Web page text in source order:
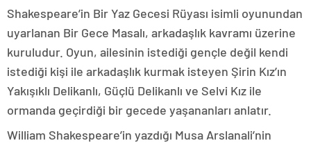
Shakespeare’in Bir Yaz Gecesi Rüyası isimli oyunundan
uyarlanan Bir Gece Masalı, arkadaşlık kavramı üzerine
kuruludur. Oyun, ailesinin istediği gençle değil kendi
istediği kişi ile arkadaşlık kurmak isteyen Şirin Kız’ın
Yakışıklı Delikanlı, Güçlü Delikanlı ve Selvi Kız ile
ormanda geçirdiği bir gecede yaşananları anlatır.
William Shakespeare’in yazdığı Musa Arslanali’nin